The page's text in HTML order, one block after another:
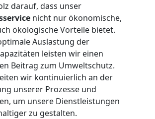
darauf, dass unser
nicht nur ökonomische,
ökologische Vorteile bietet.
Auslastung der
leisten wir einen
Beitrag zum Umweltschutz.
wir kontinuierlich an der
unserer Prozesse und
um unsere Dienstleistungen
zu gestalten.